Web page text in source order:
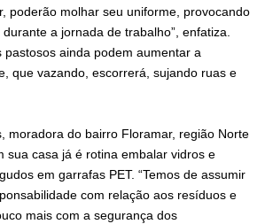
poderão molhar seu uniforme, provocando
a jornada de trabalho”, enfatiza.
pastosos ainda podem aumentar a
que vazando, escorrerá, sujando ruas e
moradora do bairro Floramar, região Norte
sua casa já é rotina embalar vidros e
em garrafas PET. “Temos de assumir
com relação aos resíduos e
mais com a segurança dos